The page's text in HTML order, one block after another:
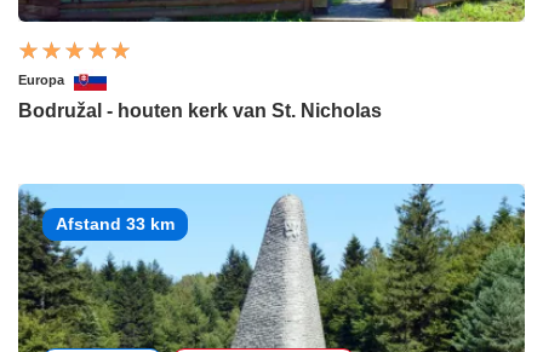
Europa
Bodružal - houten kerk van St. Nicholas
Afstand 33 km